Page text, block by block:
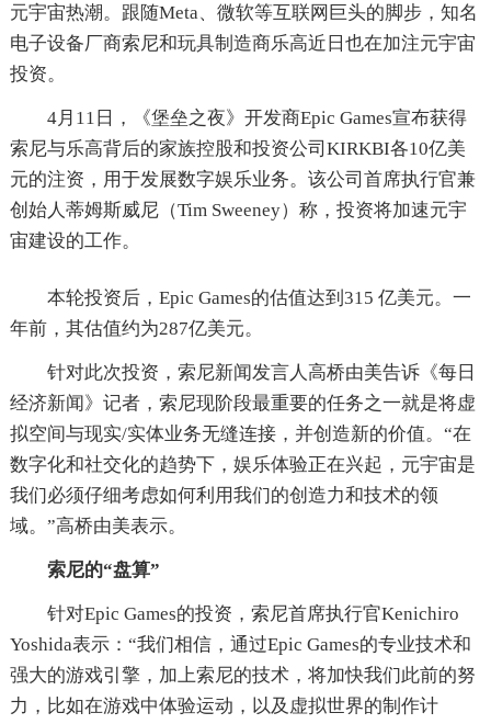
元宇宙热潮。跟随Meta、微软等互联网巨头的脚步，知名
电子设备厂商索尼和玩具制造商乐高近日也在加注元宇宙
投资。
4月11日，《堡垒之夜》开发商Epic Games宣布获得
索尼与乐高背后的家族控股和投资公司KIRKBI各10亿美
元的注资，用于发展数字娱乐业务。该公司首席执行官兼
创始人蒂姆斯威尼（Tim Sweeney）称，投资将加速元宇
宙建设的工作。
本轮投资后，Epic Games的估值达到315 亿美元。一
年前，其估值约为287亿美元。
针对此次投资，索尼新闻发言人高桥由美告诉《每日
经济新闻》记者，索尼现阶段最重要的任务之一就是将虚
拟空间与现实/实体业务无缝连接，并创造新的价值。“在
数字化和社交化的趋势下，娱乐体验正在兴起，元宇宙是
我们必须仔细考虑如何利用我们的创造力和技术的领
域。”高桥由美表示。
索尼的“盘算”
针对Epic Games的投资，索尼首席执行官Kenichiro
Yoshida表示：“我们相信，通过Epic Games的专业技术和
强大的游戏引擎，加上索尼的技术，将加快我们此前的努
力，比如在游戏中体验运动，以及虚拟世界的制作计